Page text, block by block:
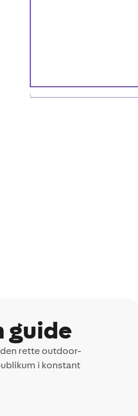
guide
rette outdoor-
i konstant